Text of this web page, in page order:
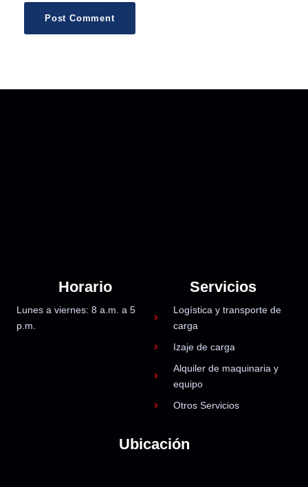
Horario
Lunes a viernes: 8 a.m. a 5
p.m.
Servicios
Logística y transporte de
carga
Izaje de carga
Alquiler de maquinaria y
equipo
Otros Servicios
Ubicación